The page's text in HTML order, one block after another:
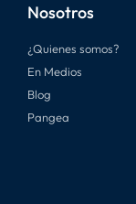
Nosotros
¿Quienes somos?
En Medios
Blog
Pangea